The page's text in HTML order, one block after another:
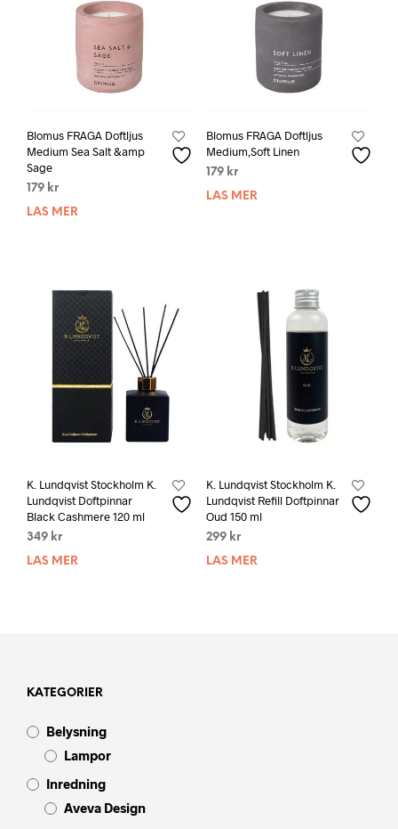
Blomus FRAGA Doftljus
Medium Sea Salt &amp
Sage
179 kr
LÄS MER
Blomus FRAGA Doftljus
Medium,Soft Linen
179 kr
LÄS MER
K. Lundqvist Stockholm K.
Lundqvist Doftpinnar
Black Cashmere 120 ml
349 kr
LÄS MER
K. Lundqvist Stockholm K.
Lundqvist Refill Doftpinnar
Oud 150 ml
299 kr
LÄS MER
KATEGORIER
Belysning
Lampor
Inredning
Aveva Design